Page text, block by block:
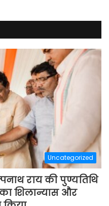
Uncategorized
राय की पुण्यतिथि
शिलान्यास और